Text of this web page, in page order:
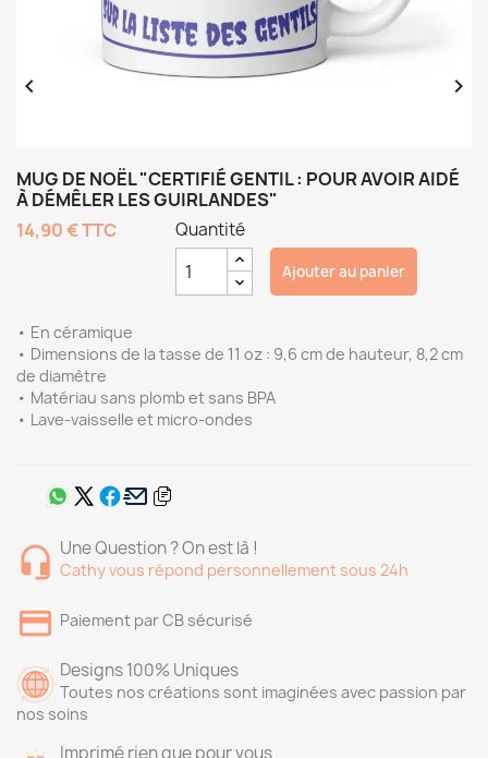
 
MUG DE NOËL "CERTIFIÉ GENTIL : POUR AVOIR AIDÉ
À DÉMÊLER LES GUIRLANDES"
14,90 €TTC
• En céramique
• Dimensions de la tasse de 11 oz : 9,6 cm de hauteur, 8,2 cm
de diamètre
• Matériau sans plomb et sans BPA
• Lave-vaisselle et micro-ondes
Quantité
Ajouter au panier
Une Question ? On est là !
Cathy vous répond personnellement sous 24h
Paiement par CB sécurisé
Designs 100% Uniques
Toutes nos créations sont imaginées avec passion par
nos soins
Imprimé rien que pour vous